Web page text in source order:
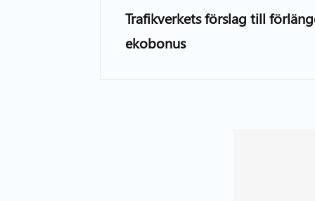
Trafikverkets förslag till
ekobonus